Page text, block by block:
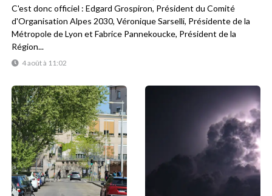
4 août à 11:02
C'est donc officiel : Edgard Grospiron, Président du Comité
d'Organisation Alpes 2030, Véronique Sarselli, Présidente de la
Métropole de Lyon et Fabrice Pannekoucke, Président de la
Région...